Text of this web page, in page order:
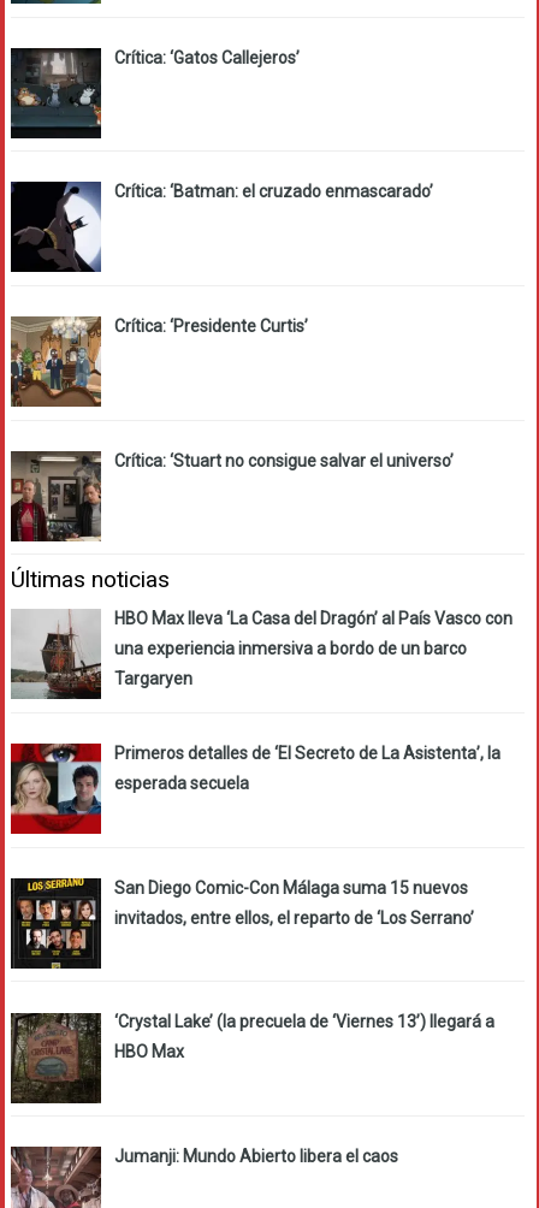
Crítica: ‘Gatos Callejeros’
Crítica: ‘Batman: el cruzado enmascarado’
Crítica: ‘Presidente Curtis’
Crítica: ‘Stuart no consigue salvar el universo’
Últimas noticias
HBO Max lleva ‘La Casa del Dragón’ al País Vasco con
una experiencia inmersiva a bordo de un barco
Targaryen
Primeros detalles de ‘El Secreto de La Asistenta’, la
esperada secuela
San Diego Comic-Con Málaga suma 15 nuevos
invitados, entre ellos, el reparto de ‘Los Serrano’
‘Crystal Lake’ (la precuela de ‘Viernes 13’) llegará a
HBO Max
Jumanji: Mundo Abierto libera el caos